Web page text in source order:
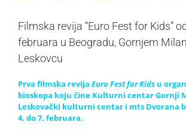
Filmska revija “Euro Fest for Kids”
februara u Beogradu, Gornjem
Leskovcu
Prva filmska revija Euro Fest for Kids u
bioskopa koju čine Kulturni centar Gornji
Leskovački kulturni centar i mts Dvorana
4. do 7. februara.